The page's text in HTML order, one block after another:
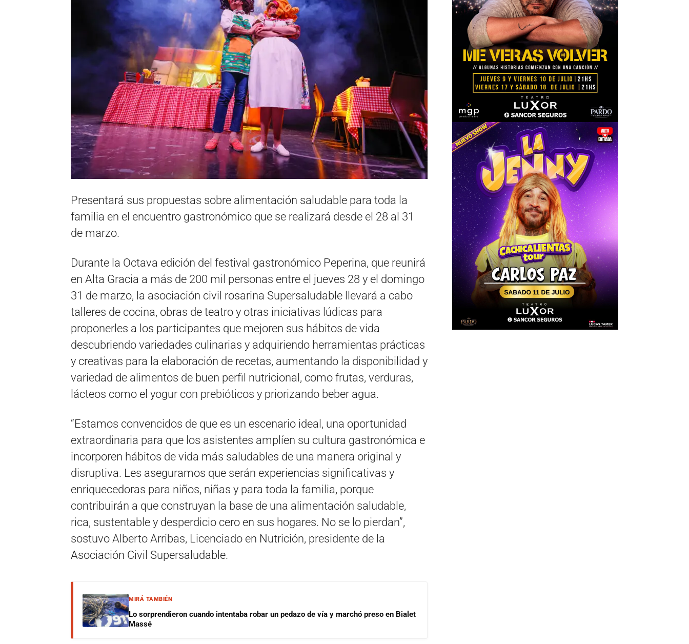
Presentará sus propuestas sobre alimentación saludable para toda la
familia en el encuentro gastronómico que se realizará desde el 28 al 31
de marzo.
Durante la Octava edición del festival gastronómico Peperina, que reunirá
en Alta Gracia a más de 200 mil personas entre el jueves 28 y el domingo
31 de marzo, la asociación civil rosarina Supersaludable llevará a cabo
talleres de cocina, obras de teatro y otras iniciativas lúdicas para
proponerles a los participantes que mejoren sus hábitos de vida
descubriendo variedades culinarias y adquiriendo herramientas prácticas
y creativas para la elaboración de recetas, aumentando la disponibilidad y
variedad de alimentos de buen perfil nutricional, como frutas, verduras,
lácteos como el yogur con prebióticos y priorizando beber agua.
“Estamos convencidos de que es un escenario ideal, una oportunidad
extraordinaria para que los asistentes amplíen su cultura gastronómica e
incorporen hábitos de vida más saludables de una manera original y
disruptiva. Les aseguramos que serán experiencias significativas y
enriquecedoras para niños, niñas y para toda la familia, porque
contribuirán a que construyan la base de una alimentación saludable,
rica, sustentable y desperdicio cero en sus hogares. No se lo pierdan”,
sostuvo Alberto Arribas, Licenciado en Nutrición, presidente de la
Asociación Civil Supersaludable.
MIRÁ TAMBIÉN
Lo sorprendieron cuando intentaba robar un pedazo de vía y marchó preso en Bialet
Massé